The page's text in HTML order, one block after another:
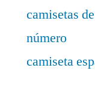
camisetas
número
camiseta